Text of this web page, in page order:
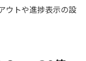
ウトや進捗表示の設